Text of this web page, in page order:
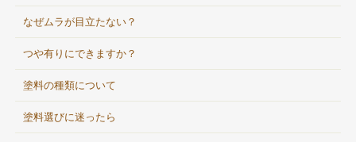
なぜムラが目立たない？
つや有りにできますか？
塗料の種類について
塗料選びに迷ったら